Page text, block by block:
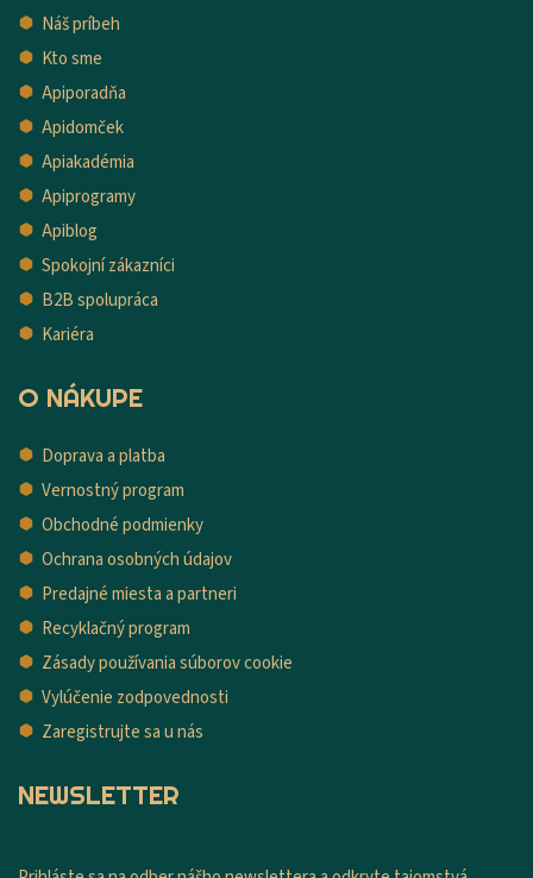
Náš príbeh
Kto sme
Apiporadňa
Apidomček
Apiakadémia
Apiprogramy
Apiblog
Spokojní zákazníci
B2B spolupráca
Kariéra
O NÁKUPE
Doprava a platba
Vernostný program
Obchodné podmienky
Ochrana osobných údajov
Predajné miesta a partneri
Recyklačný program
Zásady používania súborov cookie
Vylúčenie zodpovednosti
Zaregistrujte sa u nás
NEWSLETTER